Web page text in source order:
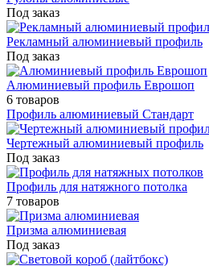
Под заказ
Рекламный алюминиевый профиль
Под заказ
Алюминиевый профиль Еврошоп
6 товаров
Профиль алюминиевый Стандарт
Чертежный алюминиевый профиль
Под заказ
Профиль для натяжного потолка
7 товаров
Призма алюминиевая
Под заказ